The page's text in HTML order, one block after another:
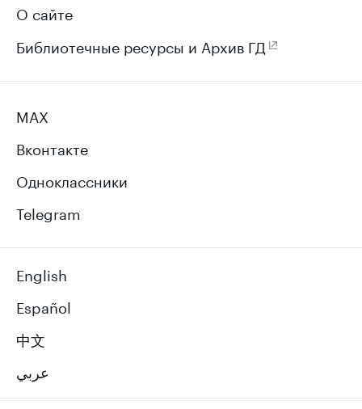
О сайте
Библиотечные ресурсы и Архив ГД
MAX
Вконтакте
Одноклассники
Telegram
English
Español
中文
عربي